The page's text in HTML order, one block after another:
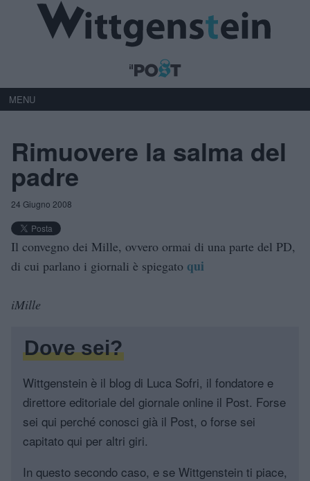
MENU
Rimuovere la salma del
padre
24 Giugno 2008
Il convegno dei Mille, ovvero ormai di una parte del PD,
di cui parlano i giornali è spiegato qui
iMille
Dove sei?
Wittgenstein è il blog di Luca Sofri, il fondatore e
direttore editoriale del giornale online il Post. Forse
sei qui perché conosci già il Post, o forse sei
capitato qui per altri giri.
In questo secondo caso, e se Wittgenstein ti piace,